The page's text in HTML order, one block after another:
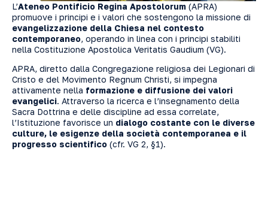
L’Ateneo Pontificio Regina Apostolorum (APRA)
promuove i principi e i valori che sostengono la missione di
evangelizzazione della Chiesa nel contesto
contemporaneo, operando in linea con i principi stabiliti
nella Costituzione Apostolica Veritatis Gaudium (VG).
APRA, diretto dalla Congregazione religiosa dei Legionari di
Cristo e del Movimento Regnum Christi, si impegna
attivamente nella formazione e diffusione dei valori
evangelici. Attraverso la ricerca e l’insegnamento della
Sacra Dottrina e delle discipline ad essa correlate,
l’Istituzione favorisce un dialogo costante con le diverse
culture, le esigenze della società contemporanea e il
progresso scientifico (cfr. VG 2, §1).